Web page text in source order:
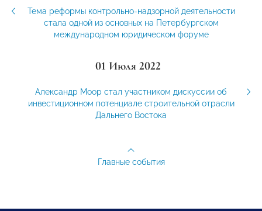
Тема реформы контрольно-надзорной деятельности
стала одной из основных на Петербургском
международном юридическом форуме
01 Июля 2022
Александр Моор стал участником дискуссии об
инвестиционном потенциале строительной отрасли
Дальнего Востока
Главные события